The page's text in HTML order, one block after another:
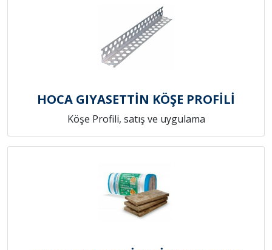
HOCA GIYASETTİN KÖŞE PROFİLİ
Köşe Profili, satış ve uygulama